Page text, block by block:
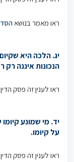
ראו מאמר בנושא
יג. הלכה היא
הנכונות איננה רק
ראו לענין זה פסק הדין
יד. מי שמונע
על קיומו.
ראו לענין זה פסק הדין